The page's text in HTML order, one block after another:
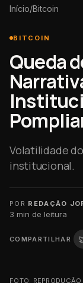
Início/Bitcoin
BITCOIN
Queda
Volatilidade
institucional.
POR REDAÇÃO
3 min de leitura
COMPARTILHAR
FOTO: REPRODUÇÃO